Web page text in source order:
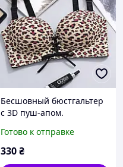
Бесшовный бюстгальтер
с 3D пуш-апом.
размер 75 B)
Готово к отправке
330₴